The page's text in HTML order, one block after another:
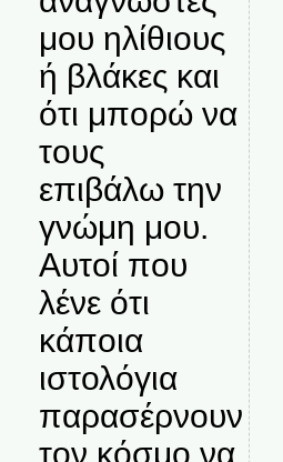
μου ηλίθιους
ή βλάκες και
ότι μπορώ να
τους
επιβάλω την
γνώμη μου.
Αυτοί που
λένε ότι
κάποια
ιστολόγια
παρασέρνουν
τον κόσμο να